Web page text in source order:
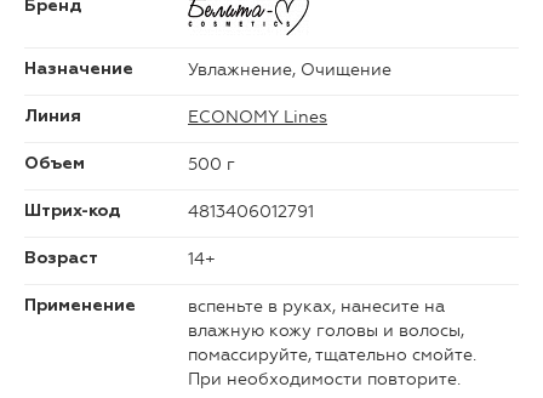
Бренд
Назначение Увлажнение, Очищение
Линия ECONOMY Lines
Объем 500 г
Штрих-код 4813406012791
Возраст 14+
Применение
вспеньте в руках, нанесите на
влажную кожу головы и волосы,
помассируйте, тщательно смойте.
При необходимости повторите.